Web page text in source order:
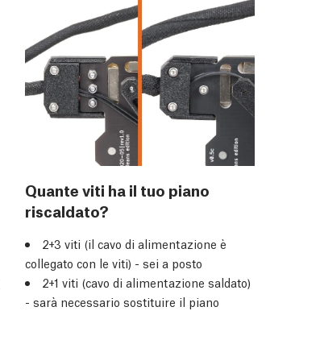
Quante viti ha il tuo piano
riscaldato?
2+3 viti (il cavo di alimentazione è
collegato con le viti) - sei a posto
2+1 viti (cavo di alimentazione saldato)
- sarà necessario sostituire il piano